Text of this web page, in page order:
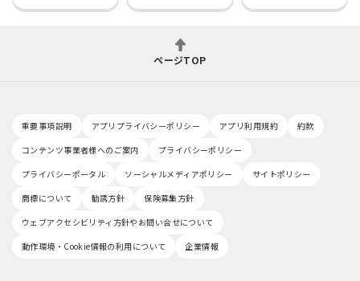
ページTOP
重要事項説明 アプリプライバシーポリシー アプリ利用規約
約款
コンテンツ事業者様へのご案内
プライバシーポリシー
プライバシーポータル
ソーシャルメディアポリシー
サイトポリシー
商標について
勧誘方針
保険募集方針
ウェブアクセシビリティ方針やお問い合せについて
動作環境・Cookie情報の利用について
企業情報